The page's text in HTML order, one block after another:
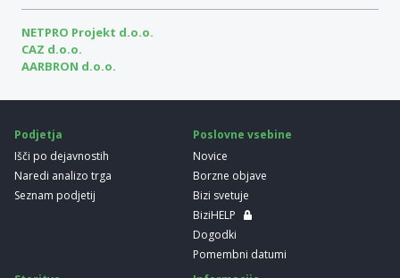
NETPRO Projekt d.o.o.
CAZ d.o.o.
AARBRON d.o.o.
Podjetja
Išči po dejavnostih
Naredi analizo trga
Seznam podjetij
Poslovne vsebine
Novice
Borzne objave
Bizi svetuje
BiziHELP
Dogodki
Pomembni datumi